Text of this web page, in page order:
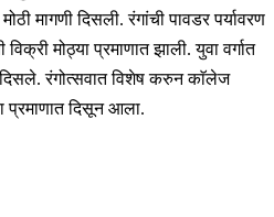
मागणी दिसली. रंगांची पावडर पर्यावरण
मोठ्या प्रमाणात झाली. युवा वर्गात
रंगोत्सवात विशेष करुन काॅलेज
प्रमाणात दिसून आला.